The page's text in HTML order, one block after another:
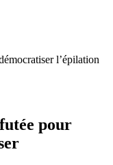
l’épilation
pour